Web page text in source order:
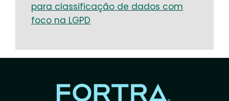
para classificação de dados com
foco na LGPD